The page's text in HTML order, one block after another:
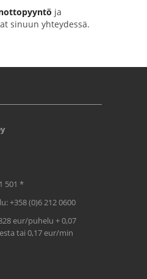
ja
sinuun yhteydessä.
501 *
+358 (0)6 212 0600
eur/puhelu + 0,07
tai 0,17 eur/min